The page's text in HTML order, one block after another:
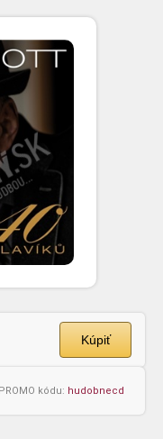
Kúpiť
kódu: hudobnecd